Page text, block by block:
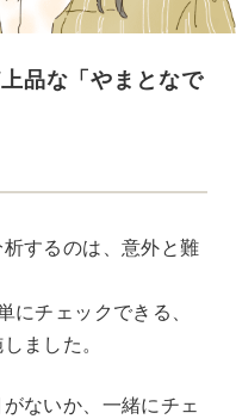
品な「やまとなで
するのは、意外と難
チェックできる、
ました。
ないか、一緒にチェ